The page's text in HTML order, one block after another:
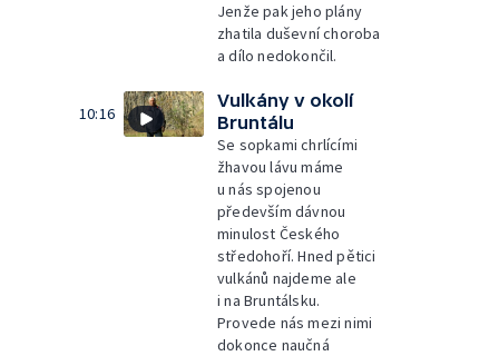
Jenže pak jeho plány
zhatila duševní choroba
a dílo nedokončil.
10:16
Vulkány v okolí
Bruntálu
Se sopkami chrlícími
žhavou lávu máme
u nás spojenou
především dávnou
minulost Českého
středohoří. Hned pětici
vulkánů najdeme ale
i na Bruntálsku.
Provede nás mezi nimi
dokonce naučná